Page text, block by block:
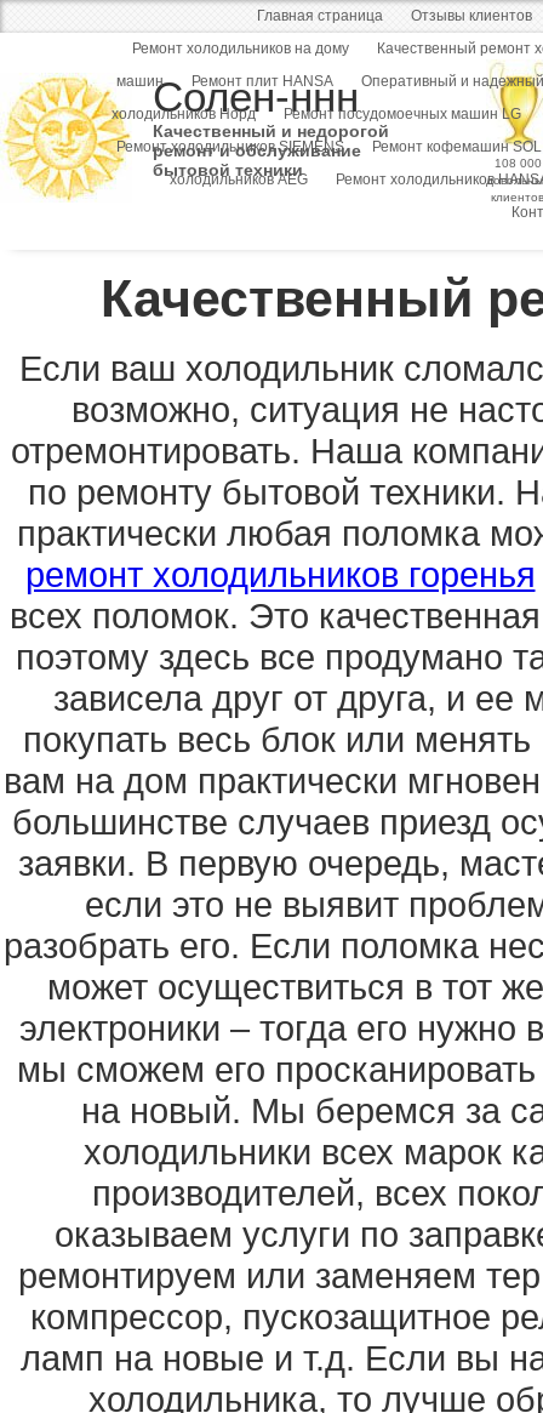
Главная страница
Отзывы клиентов
Ремонт холодильников на дому
Качественный ремонт
машин
Ремонт плит HANSA
Оперативный и
холодильников Норд
Ремонт посудомоечных машин LG
Ремонт холодильников SIEMENS
Ремонт кофемашин
холодильников AEG
Ремонт холодильников
Солен-ннн
Качественный и недорогой
ремонт и обслуживание
бытовой техники
108 000
клиентов
Качественный
Если ваш холодильник
возможно, ситуация не
отремонтировать. Наша
по ремонту бытовой техники.
практически любая поломка
ремонт холодильников горенья
всех поломок. Это
поэтому здесь все продумано
зависела друг от друга, и
покупать весь блок или
вам на дом практически
большинстве случаев приезд
заявки. В первую очередь,
если это не выявит
разобрать его. Если поломка
может осуществиться в тот
электроники – тогда его
мы сможем его
на новый. Мы беремся за
холодильники всех марок
производителей, всех
оказываем услуги по
ремонтируем или заменяем
компрессор, пускозащитное
ламп на новые и т.д. Если вы
холодильника, то лучше